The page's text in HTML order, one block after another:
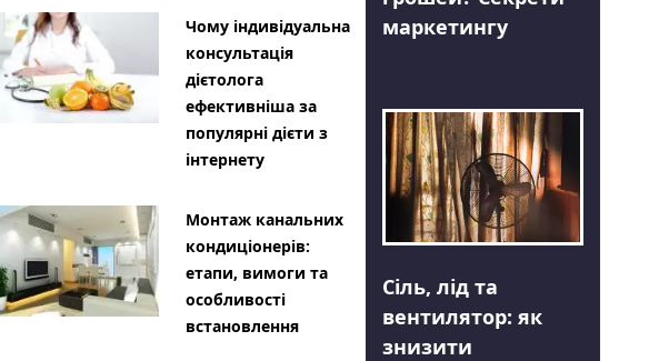
Чому індивідуальна
консультація
дієтолога
ефективніша за
популярні дієти з
інтернету
Монтаж канальних
кондиціонерів:
етапи, вимоги та
особливості
встановлення
маркетингу
Сіль, лід та
вентилятор: як
знизити